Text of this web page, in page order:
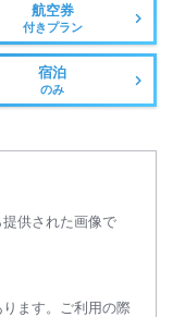
航空券
付きプラン
宿泊
のみ
供された画像で
ます。ご利用の際